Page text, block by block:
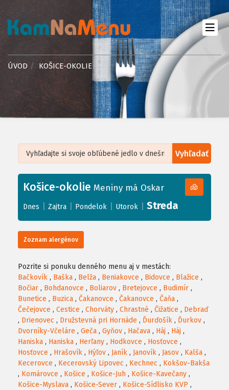
ÚVOD KOŠICE-OKOLIE
Vyhľadať
+
−
Leaflet| ©OpenStreetMap, Tiles courtesy ofHumanitarian OpenStreetMap
Košice-okolie Meniny má Oskar
Dnes Zajtra Pondelok Utorok Streda
Zoznam alergénov
Pozrite si ponuku denného menu aj v mestách:
Bačkovík , Baška , Belža , Beniakovce , Bidovce , Blažice ,
Bočiar , Bohdanovce , Boliarov , Bretejovce , Budimír ,
Bunetice , Buzica , Čakanovce , Čakanovce , Čaňa ,
Čečejovce , Cestice , Chorváty , Chrastné , Čižatice , Debraď
, Drienovec , Družstevná pri Hornáde , Ďurďošík , Ďurkov ,
Dvorníky-Včeláre , Geča , Gyňov , Hačava , Háj , Háj ,
Haniska , Haniska , Herľany , Hodkovce , Hosťovce ,
Hosťovce , Hrašovík , Hýľov , Janík , Janovík , Jasov , Kalša ,
Kecerovce , Kecerovský Lipovec , Kechnec , Kokšov-Bakša
, Komárovce , Košice , Košice-Juh , Košice-Kavečany ,
Košice-Myslava , Košice-Sever , Košice-Sídlisko KVP ,